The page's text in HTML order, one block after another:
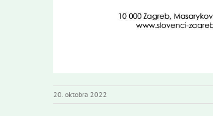
20. oktobra 2022